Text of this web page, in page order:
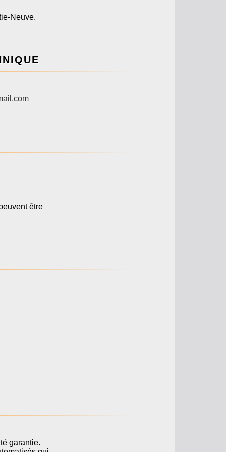
Neuve.
être
garantie.